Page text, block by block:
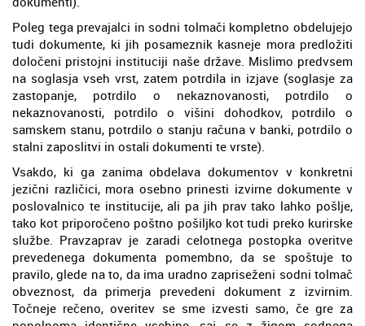
Poleg tega prevajalci in sodni tolmači kompletno obdelujejo
tudi dokumente, ki jih posameznik kasneje mora predložiti
določeni pristojni instituciji naše države. Mislimo predvsem
na soglasja vseh vrst, zatem potrdila in izjave (soglasje za
zastopanje, potrdilo o nekaznovanosti, potrdilo o
nekaznovanosti, potrdilo o višini dohodkov, potrdilo o
samskem stanu, potrdilo o stanju računa v banki, potrdilo o
stalni zaposlitvi in ostali dokumenti te vrste).
Vsakdo, ki ga zanima obdelava dokumentov v konkretni
jezični različici, mora osebno prinesti izvirne dokumente v
poslovalnico te institucije, ali pa jih prav tako lahko pošlje,
tako kot priporočeno poštno pošiljko kot tudi preko kurirske
službe. Pravzaprav je zaradi celotnega postopka overitve
prevedenega dokumenta pomembno, da se spoštuje to
pravilo, glede na to, da ima uradno zapriseženi sodni tolmač
obveznost, da primerja prevedeni dokument z izvirnim.
Točneje rečeno, overitev se sme izvesti samo, če gre za